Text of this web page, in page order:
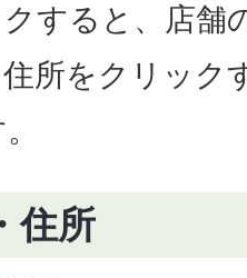
すると、店舗
所をクリック
住所